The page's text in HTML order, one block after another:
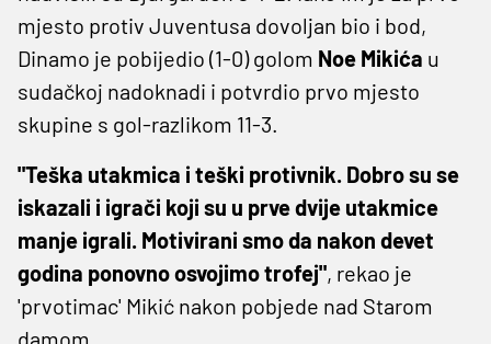
mjesto protiv Juventusa dovoljan bio i bod,
Dinamo je pobijedio (1-0) golom Noe Mikića u
sudačkoj nadoknadi i potvrdio prvo mjesto
skupine s gol-razlikom 11-3.
"Teška utakmica i teški protivnik. Dobro su se
iskazali i igrači koji su u prve dvije utakmice
manje igrali. Motivirani smo da nakon devet
godina ponovno osvojimo trofej", rekao je
'prvotimac' Mikić nakon pobjede nad Starom
damom.